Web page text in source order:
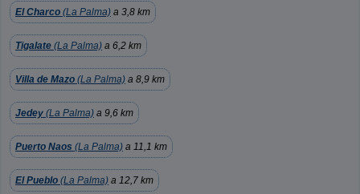
El Charco (La Palma) a 3,8 km
Tigalate (La Palma) a 6,2 km
Villa de Mazo (La Palma) a 8,9 km
Jedey (La Palma) a 9,6 km
Puerto Naos (La Palma) a 11,1 km
El Pueblo (La Palma) a 12,7 km